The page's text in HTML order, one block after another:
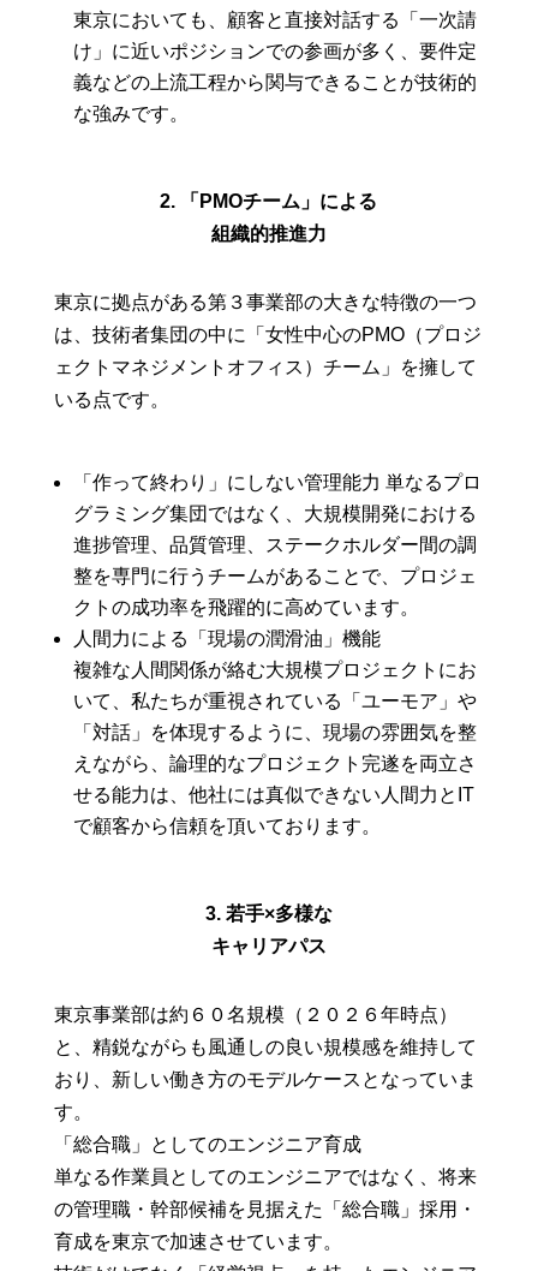
東京においても、顧客と直接対話する「一次請
け」に近いポジションでの参画が多く、要件定
義などの上流工程から関与できることが技術的
な強みです。
2. 「PMOチーム」による
組織的推進力
東京に拠点がある第３事業部の大きな特徴の一つ
は、技術者集団の中に「女性中心のPMO（プロジ
ェクトマネジメントオフィス）チーム」を擁して
いる点です。
「作って終わり」にしない管理能力 単なるプロ
グラミング集団ではなく、大規模開発における
進捗管理、品質管理、ステークホルダー間の調
整を専門に行うチームがあることで、プロジェ
クトの成功率を飛躍的に高めています。
人間力による「現場の潤滑油」機能
複雑な人間関係が絡む大規模プロジェクトにお
いて、私たちが重視されている「ユーモア」や
「対話」を体現するように、現場の雰囲気を整
えながら、論理的なプロジェクト完遂を両立さ
せる能力は、他社には真似できない人間力とIT
で顧客から信頼を頂いております。
3. 若手×多様な
キャリアパス
東京事業部は約６０名規模（２０２６年時点）
と、精鋭ながらも風通しの良い規模感を維持して
おり、新しい働き方のモデルケースとなっていま
す。
「総合職」としてのエンジニア育成
単なる作業員としてのエンジニアではなく、将来
の管理職・幹部候補を見据えた「総合職」採用・
育成を東京で加速させています。